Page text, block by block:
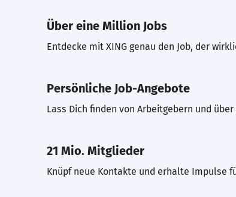
Über eine Million Jobs
Entdecke mit XING genau den Job, der
Persönliche Job-Angebote
Lass Dich finden von Arbeitgebern und über
21 Mio. Mitglieder
Knüpf neue Kontakte und erhalte Impulse